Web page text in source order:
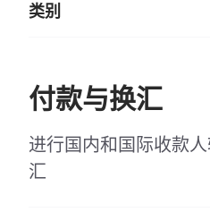
付款与换汇
进行国内和国际收款
汇
类别